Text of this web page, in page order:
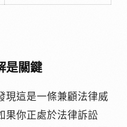
是關鍵
現這是一條兼顧法律威
果你正處於法律訴訟